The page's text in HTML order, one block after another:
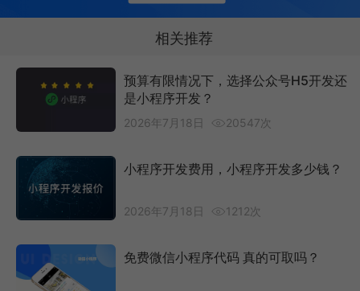
相关推荐
预算有限情况下，选择公众号H5开发还
是小程序开发？
2026年7月18日 20547次
小程序开发费用，小程序开发多少钱？
2026年7月18日 1212次
免费微信小程序代码 真的可取吗？